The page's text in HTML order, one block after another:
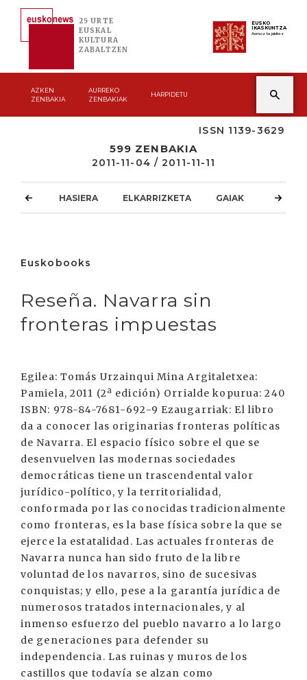
25 URTE
EUSKAL
KULTURA
ZABALTZEN
EUSKO
IKASKUNTZA
Asmoz ta jakitez
AZKEN
ZENBAKIA
AURREKO
ZENBAKIAK
HARPIDETU
ISSN 1139-3629
599 ZENBAKIA
2011-11-04 / 2011-11-11
HASIERA ELKARRIZKETA GAIAK
Euskobooks
Reseña. Navarra sin
fronteras impuestas
Egilea: Tomás Urzainqui Mina Argitaletxea:
Pamiela, 2011 (2ª edición) Orrialde kopurua: 240
ISBN: 978-84-7681-692-9 Ezaugarriak: El libro
da a conocer las originarias fronteras políticas
de Navarra. El espacio físico sobre el que se
desenvuelven las modernas sociedades
democráticas tiene un trascendental valor
jurídico-político, y la territorialidad,
conformada por las conocidas tradicionalmente
como fronteras, es la base física sobre la que se
ejerce la estatalidad. Las actuales fronteras de
Navarra nunca han sido fruto de la libre
voluntad de los navarros, sino de sucesivas
conquistas; y ello, pese a la garantía jurídica de
numerosos tratados internacionales, y al
inmenso esfuerzo del pueblo navarro a lo largo
de generaciones para defender su
independencia. Las ruinas y muros de los
castillos que todavía se alzan como